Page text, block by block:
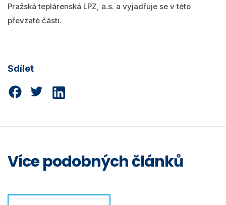
Pražská teplárenská LPZ, a.s. a vyjadřuje se v této
převzaté části.
Sdílet
Více podobných článků